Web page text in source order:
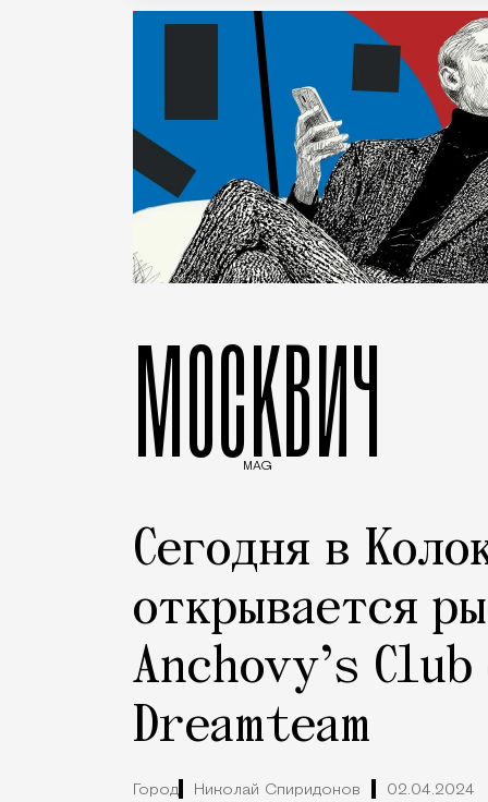
МОСКВИЧ
MAG
Сегодня в
открывается
Anchovy’s
Dreamteam
Город Николай Спиридонов 02.04.2024